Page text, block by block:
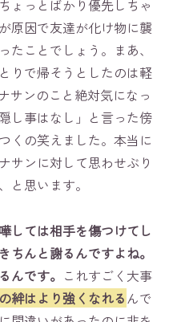
ょっとばかり優先しちゃ
原因で友達が化け物に襲
たことでしょう。まあ、
りで帰そうとしたのは軽
サンのこと絶対気になっ
し事はなし」と言った傍
くの笑えました。本当に
サンに対して思わせぶり
と思います。
しては相手を傷つけてし
ちんと謝るんですよね。
んです。 これすごく大事
絆はより強くなれる んで